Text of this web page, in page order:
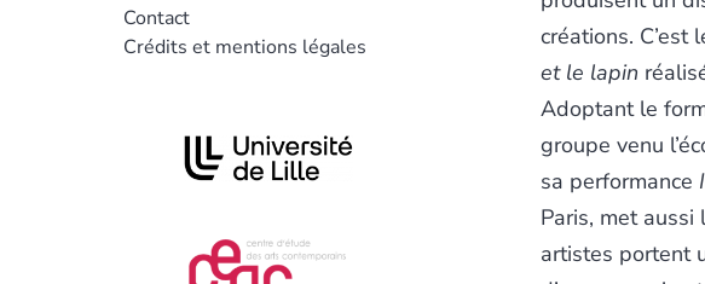
Contact
Crédits et mentions légales
Affiliations/partenaires
créations. C’est
et le lapin
Adoptant le
groupe venu
sa performance
Paris, met aussi
artistes portent